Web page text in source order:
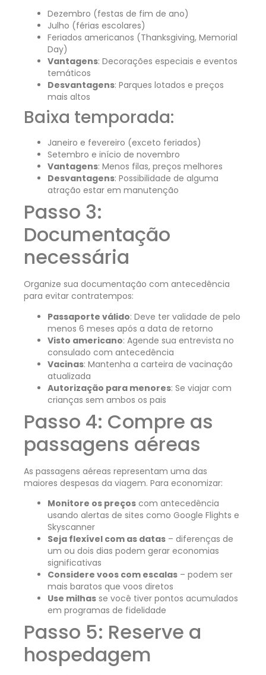
Dezembro (festas de fim de ano)
Julho (férias escolares)
Feriados americanos (Thanksgiving, Memorial
Day)
Vantagens: Decorações especiais e eventos
temáticos
Desvantagens: Parques lotados e preços
mais altos
Baixa temporada:
Janeiro e fevereiro (exceto feriados)
Setembro e início de novembro
Vantagens: Menos filas, preços melhores
Desvantagens: Possibilidade de alguma
atração estar em manutenção
Passo 3:
Documentação
necessária
Organize sua documentação com antecedência
para evitar contratempos:
Passaporte válido: Deve ter validade de pelo
menos 6 meses após a data de retorno
Visto americano: Agende sua entrevista no
consulado com antecedência
Vacinas: Mantenha a carteira de vacinação
atualizada
Autorização para menores: Se viajar com
crianças sem ambos os pais
Passo 4: Compre as
passagens aéreas
As passagens aéreas representam uma das
maiores despesas da viagem. Para economizar:
Monitore os preços com antecedência
usando alertas de sites como Google Flights e
Skyscanner
Seja flexível com as datas – diferenças de
um ou dois dias podem gerar economias
significativas
Considere voos com escalas – podem ser
mais baratos que voos diretos
Use milhas se você tiver pontos acumulados
em programas de fidelidade
Passo 5: Reserve a
hospedagem